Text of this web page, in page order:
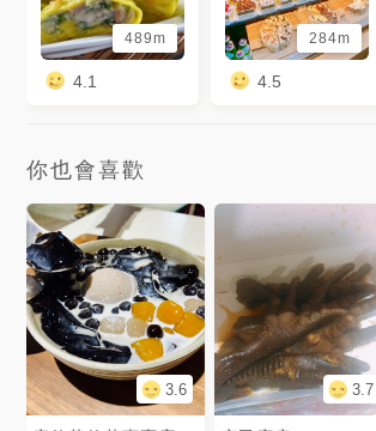
489m
4.1
284m
4.5
你也會喜歡
3.6 3.7